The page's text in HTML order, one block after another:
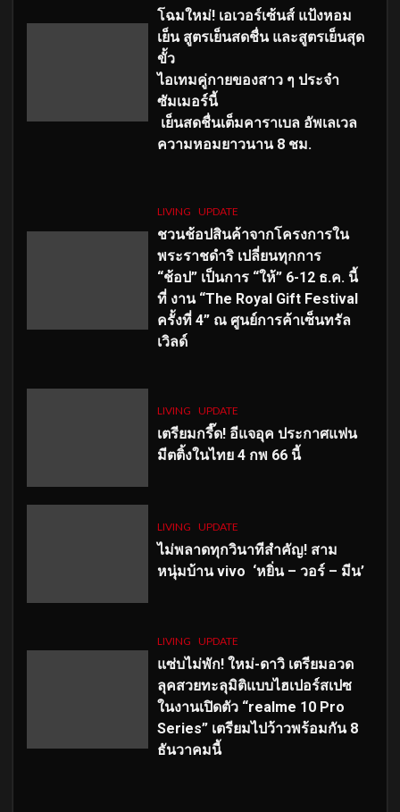
โฉมใหม่! เอเวอร์เซ้นส์ แป้งหอม
เย็น สูตรเย็นสดชื่น และสูตรเย็นสุด
ขั้ว
ไอเทมคู่กายของสาว ๆ ประจำ
ซัมเมอร์นี้
เย็นสดชื่นเต็มคาราเบล อัพเลเวล
ความหอมยาวนาน 8 ชม.
LIVING UPDATE
ชวนช้อปสินค้าจากโครงการใน
พระราชดำริ เปลี่ยนทุกการ
“ช้อป” เป็นการ “ให้” 6-12 ธ.ค. นี้
ที่ งาน “The Royal Gift Festival
ครั้งที่ 4” ณ ศูนย์การค้าเซ็นทรัล
เวิลด์
LIVING UPDATE
เตรียมกรี๊ด! อีแจอุค ประกาศแฟน
มีตติ้งในไทย 4 กพ 66 นี้
LIVING UPDATE
ไม่พลาดทุกวินาทีสำคัญ! สาม
หนุ่มบ้าน vivo ‘หยิ่น – วอร์ – มีน’
LIVING UPDATE
แซ่บไม่พัก! ใหม่-ดาวิ เตรียมอวด
ลุคสวยทะลุมิติแบบไฮเปอร์สเปซ
ในงานเปิดตัว “realme 10 Pro
Series” เตรียมไปว้าวพร้อมกัน 8
ธันวาคมนี้